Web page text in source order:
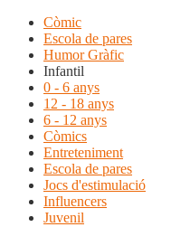
Còmic
Escola de pares
Humor Gràfic
Infantil
0 - 6 anys
12 - 18 anys
6 - 12 anys
Còmics
Entreteniment
Escola de pares
Jocs d'estimulació
Influencers
Juvenil